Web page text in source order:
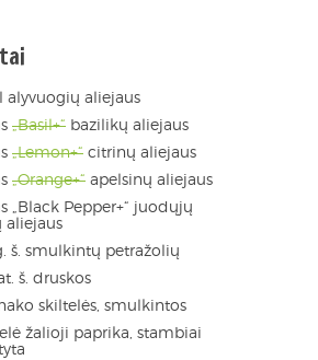
alyvuogių aliejaus
„Basil+“ bazilikų aliejaus
„Lemon+“ citrinų aliejaus
„Orange+“ apelsinų aliejaus
„Black Pepper+“ juodųjų
aliejaus
š. smulkintų petražolių
š. druskos
skiltelės, smulkintos
žalioji paprika, stambiai